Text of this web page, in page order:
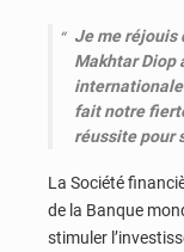
Je me réjouis
Makhtar Diop
internationale
fait notre
réussite pour
La Société
de la Banque
stimuler